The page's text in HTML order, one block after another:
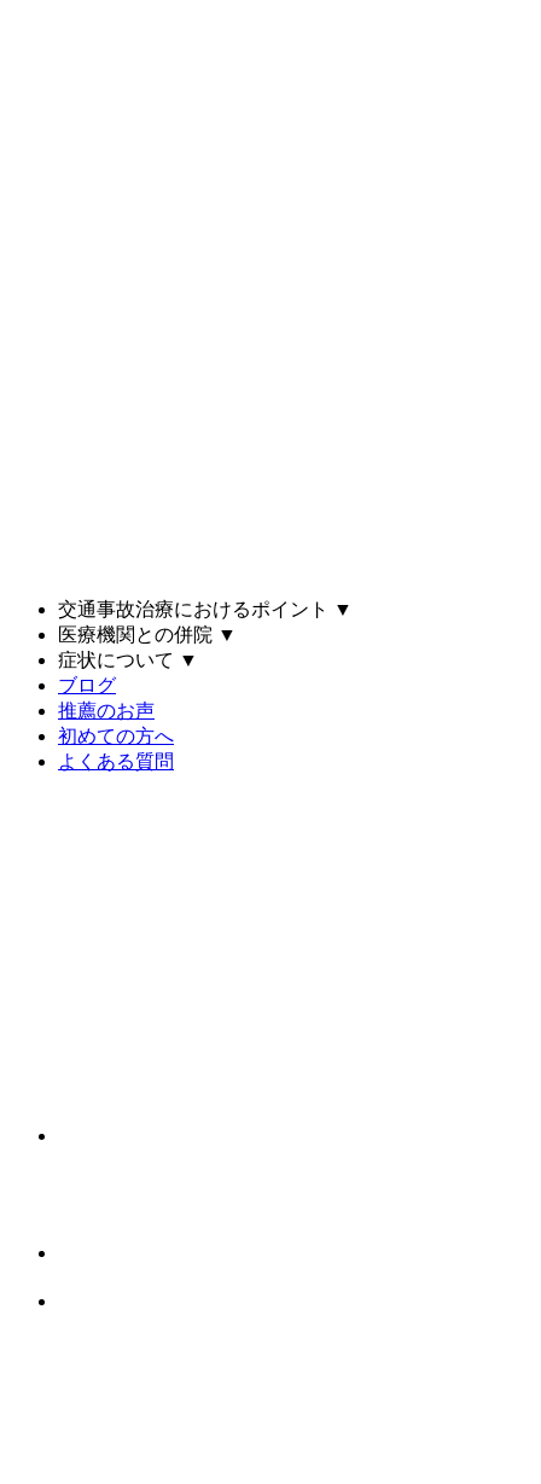
交通事故治療におけるポイント
▼
医療機関との併院 ▼
症状について ▼
ブログ
推薦のお声
初めての方へ
よくある質問